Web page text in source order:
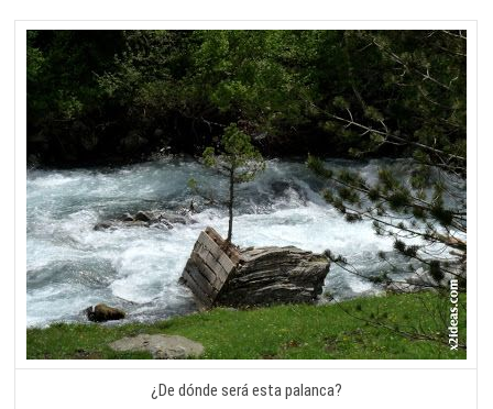
¿De dónde será esta palanca?